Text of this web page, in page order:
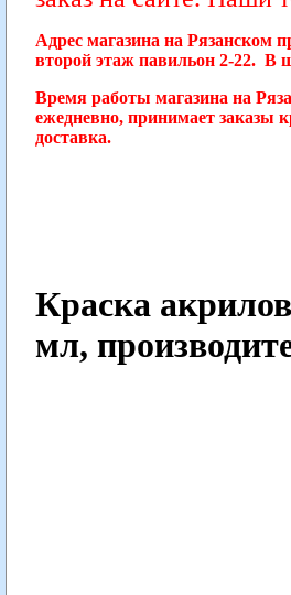
Адрес магазина на Рязанском
второй этаж павильон 2-22. В
Время работы магазина на
ежедневно, принимает заказы
доставка.
Краска
мл,